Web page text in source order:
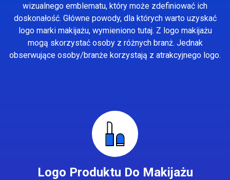
wizualnego emblematu, który może zdefiniować ich
doskonałość. Główne powody, dla których warto uzyskać
logo marki makijażu, wymieniono tutaj. Z logo makijażu
mogą skorzystać osoby z różnych branż. Jednak
obserwujące osoby/branże korzystają z atrakcyjnego logo.
Logo Produktu Do Makijażu